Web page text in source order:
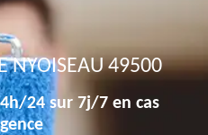
NYOISEAU 49500
24 sur 7j/7 en cas